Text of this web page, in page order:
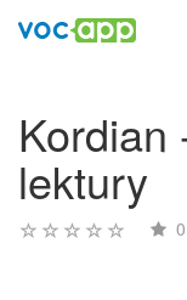
Kordian
lektury
0